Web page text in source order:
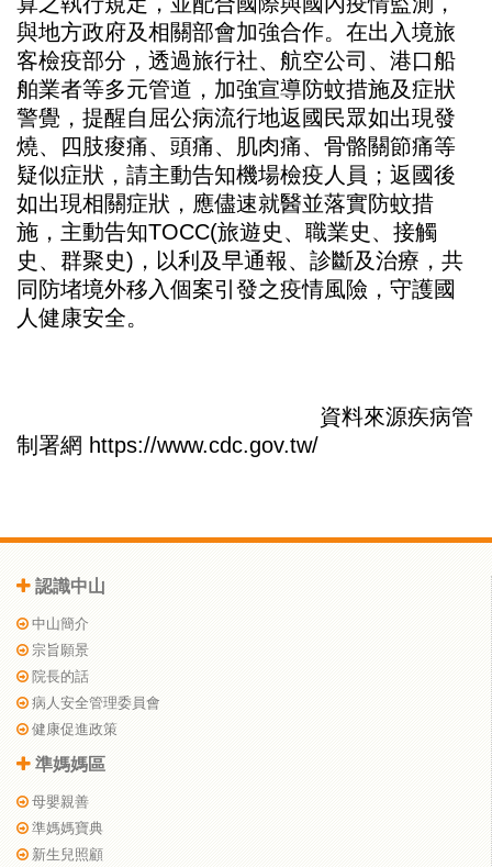
與地方政府及相關部會加強合作。在出入境旅
客檢疫部分，透過旅行社、航空公司、港口船
舶業者等多元管道，加強宣導防蚊措施及症狀
警覺，提醒自屈公病流行地返國民眾如出現發
燒、四肢痠痛、頭痛、肌肉痛、骨骼關節痛等
疑似症狀，請主動告知機場檢疫人員；返國後
如出現相關症狀，應儘速就醫並落實防蚊措
施，主動告知TOCC(旅遊史、職業史、接觸
史、群聚史)，以利及早通報、診斷及治療，共
同防堵境外移入個案引發之疫情風險，守護國
人健康安全。
資料來源疾病管
制署網 https://www.cdc.gov.tw/
認識中山
中山簡介
宗旨願景
院長的話
病人安全管理委員會
健康促進政策
準媽媽區
母嬰親善
準媽媽寶典
新生兒照顧